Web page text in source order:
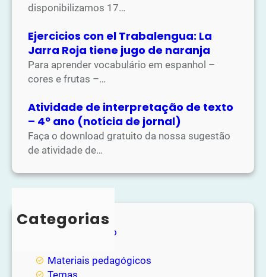
disponibilizamos 17…
Ejercicios con el Trabalengua: La
Jarra Roja tiene jugo de naranja
Para aprender vocabulário em espanhol –
cores e frutas –…
Atividade de interpretação de texto
– 4º ano (notícia de jornal)
Faça o download gratuito da nossa sugestão
de atividade de…
Categorias
Entretenimento
Materiais pedagógicos
Temas